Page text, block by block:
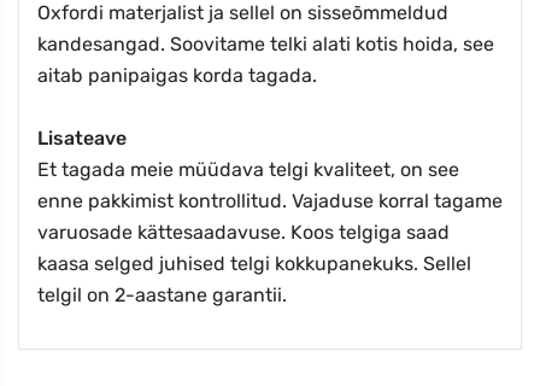
Oxfordi materjalist ja sellel on sisseõmmeldud
kandesangad. Soovitame telki alati kotis hoida, see
aitab panipaigas korda tagada.
Lisateave
Et tagada meie müüdava telgi kvaliteet, on see
enne pakkimist kontrollitud. Vajaduse korral tagame
varuosade kättesaadavuse. Koos telgiga saad
kaasa selged juhised telgi kokkupanekuks. Sellel
telgil on 2-aastane garantii.